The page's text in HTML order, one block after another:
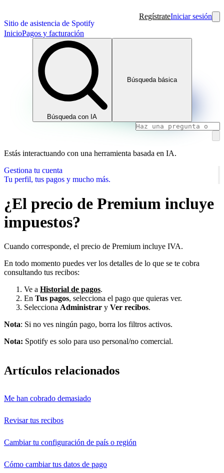
Sitio de asistencia de Spotify
RegístrateIniciar sesión
InicioPagos y facturación
Búsqueda con IA
Búsqueda básica
Estás interactuando con una herramienta basada en IA.
Gestiona tu cuenta
Tu perfil, tus pagos y mucho más.
¿El precio de Premium incluye
impuestos?
Cuando corresponde, el precio de Premium incluye IVA.
En todo momento puedes ver los detalles de lo que se te cobra
consultando tus recibos:
Ve a Historial de pagos.
En Tus pagos, selecciona el pago que quieras ver.
Selecciona Administrar y Ver recibos.
Nota: Si no ves ningún pago, borra los filtros activos.
Nota: Spotify es solo para uso personal/no comercial.
Artículos relacionados
Me han cobrado demasiado
Revisar tus recibos
Cambiar tu configuración de país o región
Cómo cambiar tus datos de pago